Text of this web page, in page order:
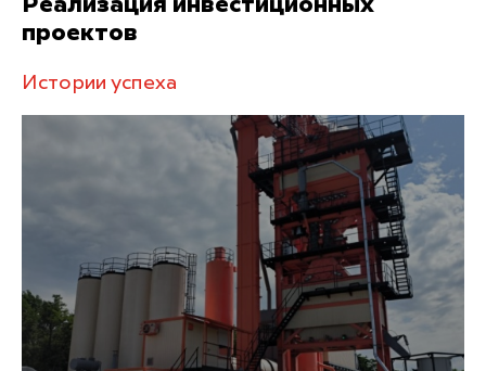
Реализация инвестиционных
проектов
Истории успеха